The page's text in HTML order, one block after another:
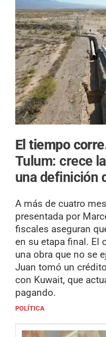
El tiempo
Tulum: crece
una definición
A más de cuatro
presentada por
fiscales aseguran
en su etapa final. El
una obra que no se
Juan tomó un
con Kuwait, que
pagando.
POLÍTICA